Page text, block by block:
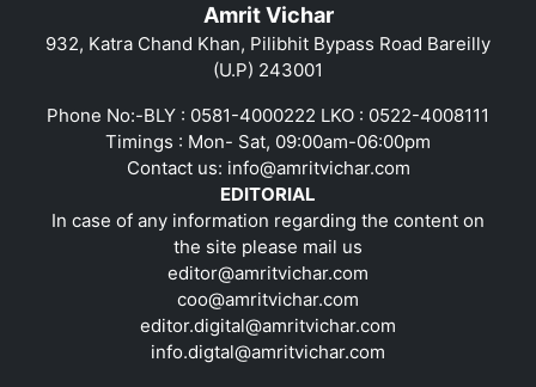
Amrit Vichar
932, Katra Chand Khan, Pilibhit Bypass Road Bareilly
(U.P) 243001
Phone No:-BLY : 0581-4000222 LKO : 0522-4008111
Timings : Mon- Sat, 09:00am-06:00pm
Contact us: info@amritvichar.com
EDITORIAL
In case of any information regarding the content on
the site please mail us
editor@amritvichar.com
coo@amritvichar.com
editor.digital@amritvichar.com
info.digtal@amritvichar.com